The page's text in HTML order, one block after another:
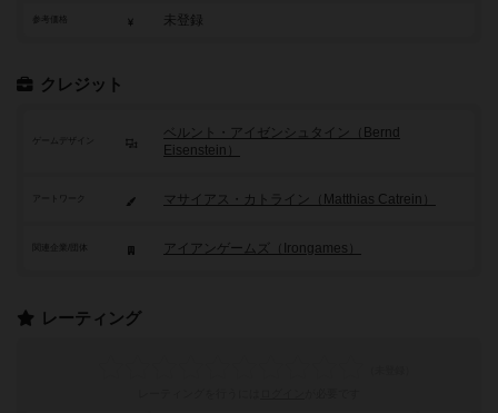
参考価格 未登録
クレジット
ゲームデザイン
ベルント・アイゼンシュタイン（Bernd
Eisenstein）
アートワーク マサイアス・カトライン（Matthias Catrein）
アイアンゲームズ（Irongames）
レーティング